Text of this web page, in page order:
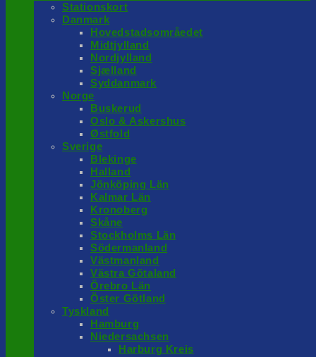
Stationskort
Danmark
Hovedstadsområedet
Midtjylland
Nordjylland
Sjælland
Syddanmark
Norge
Buskerud
Oslo & Askershus
Østfold
Sverige
Blekinge
Halland
Jönköping Län
Kalmar Län
Kronoberg
Skåne
Stockholms Län
Södermanland
Västmanland
Västra Götaland
Örebro Län
Öster Götland
Tyskland
Hamburg
Niedersachsen
Harburg Kreis